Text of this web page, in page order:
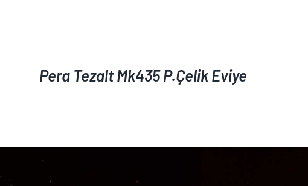
Pera Tezalt Mk435 P.Çelik Eviye